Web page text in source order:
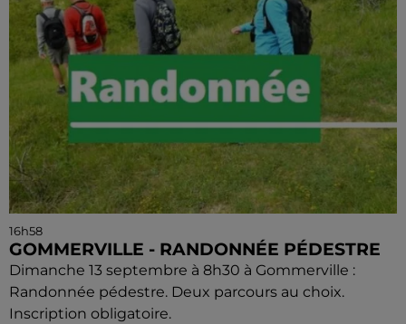
16h58
GOMMERVILLE - RANDONNÉE PÉDESTRE
Dimanche 13 septembre à 8h30 à Gommerville :
Randonnée pédestre. Deux parcours au choix.
Inscription obligatoire.